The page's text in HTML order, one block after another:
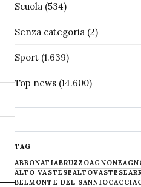
Scuola(534)
Senza categoria(2)
Sport(1.639)
Top news(14.600)
TAG
ABBONATIABRUZZOAGNONE
ALTO VASTESEALTOVASTESE
BELMONTE DEL SANNIOCACCIA